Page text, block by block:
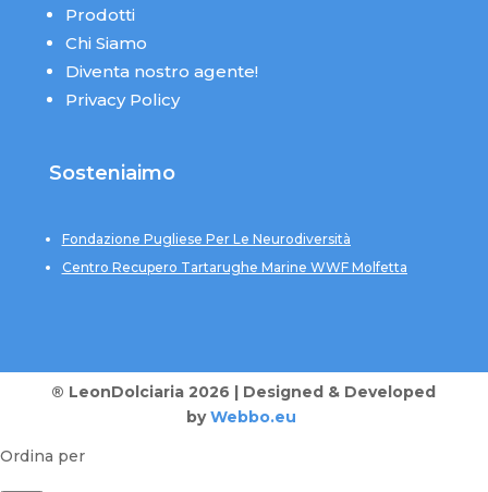
Prodotti
Chi Siamo
Diventa nostro agente!
Privacy Policy
Sosteniaimo
Fondazione Pugliese Per Le Neurodiversità
Centro Recupero Tartarughe Marine WWF Molfetta
® LeonDolciaria 2026 | Designed & Developed
by Webbo.eu
Ordina per